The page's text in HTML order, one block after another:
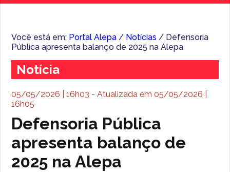
Você está em: Portal Alepa / Notícias / Defensoria
Pública apresenta balanço de 2025 na Alepa
Notícia
05/05/2026 | 16h03 - Atualizada em 05/05/2026 |
16h05
Defensoria Pública
apresenta balanço de
2025 na Alepa